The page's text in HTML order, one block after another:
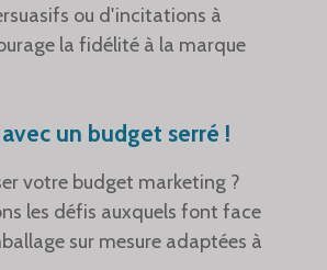
ou d'incitations à
la fidélité à la marque
un budget serré !
votre budget marketing ?
les défis auxquels font face
sur mesure adaptées à